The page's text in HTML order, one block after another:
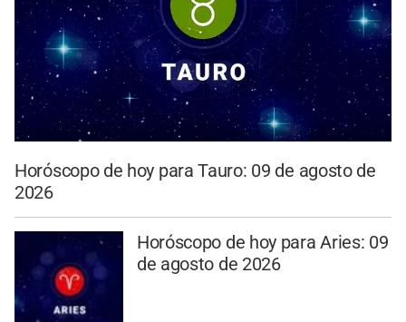
Horóscopo de hoy para Tauro: 09 de agosto de
2026
Horóscopo de hoy para Aries: 09
de agosto de 2026